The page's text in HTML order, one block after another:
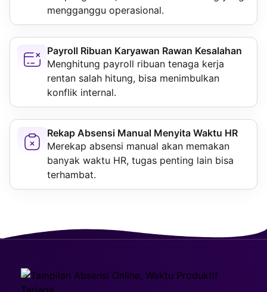
mengganggu operasional.
Payroll Ribuan Karyawan Rawan Kesalahan
Menghitung payroll ribuan tenaga kerja
rentan salah hitung, bisa menimbulkan
konflik internal.
Rekap Absensi Manual Menyita Waktu HR
Merekap absensi manual akan memakan
banyak waktu HR, tugas penting lain bisa
terhambat.